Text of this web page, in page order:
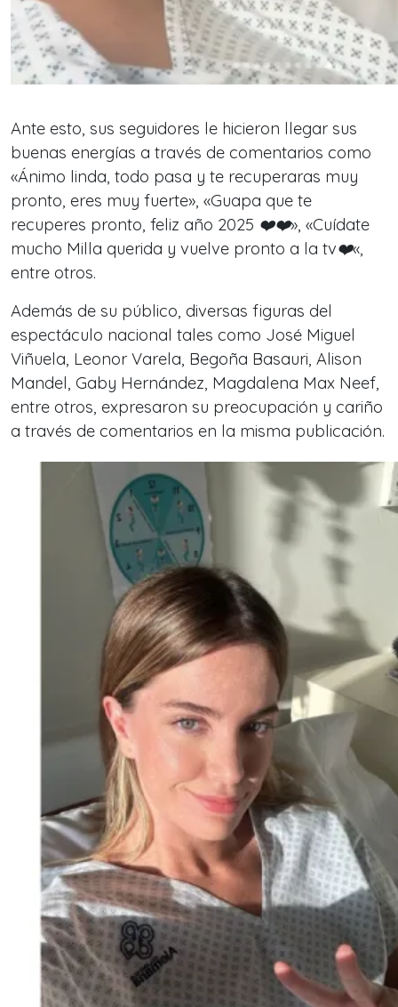
Ante esto, sus seguidores le hicieron llegar sus
buenas energías a través de comentarios como
«Ánimo linda, todo pasa y te recuperaras muy
pronto, eres muy fuerte», «Guapa que te
recuperes pronto, feliz año 2025 ❤️❤️», «Cuídate
mucho Milla querida y vuelve pronto a la tv❤️«,
entre otros.
Además de su público, diversas figuras del
espectáculo nacional tales como José Miguel
Viñuela, Leonor Varela, Begoña Basauri, Alison
Mandel, Gaby Hernández, Magdalena Max Neef,
entre otros, expresaron su preocupación y cariño
a través de comentarios en la misma publicación.